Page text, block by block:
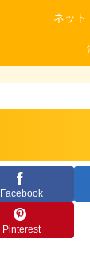
ネット
Facebook
Pinterest